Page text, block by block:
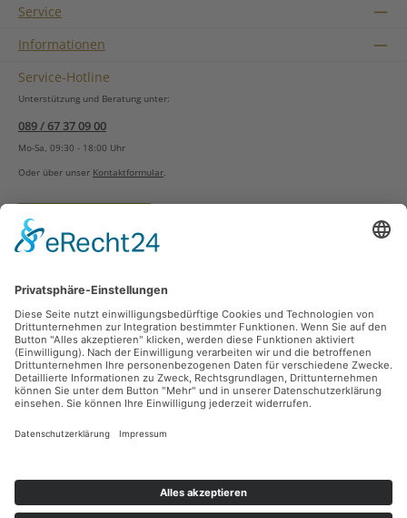
Service
Informationen
Service-Hotline
Unterstützung und Beratung unter:
089 / 67 37 09 00
Mo-Sa, 09:30 - 18:00 Uhr
Oder über unser Kontaktformular.
Vertrag widerrufen
Zahlungsarten
Sicher Einkaufen
Ladengeschäft
Newsletter
Facebook Instagram